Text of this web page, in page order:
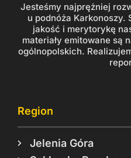
Jesteśmy najprężniej
u podnóża Karkonoszy.
jakość i merytorykę
materiały emitowane są
ogólnopolskich.
Region
Jelenia Góra